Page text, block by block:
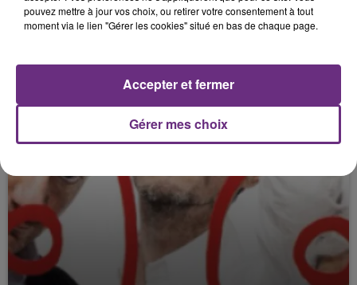
pouvez mettre à jour vos choix, ou retirer votre consentement à tout
moment via le lien "Gérer les cookies" situé en bas de chaque page.
Gérer mes choix
Accepter et fermer